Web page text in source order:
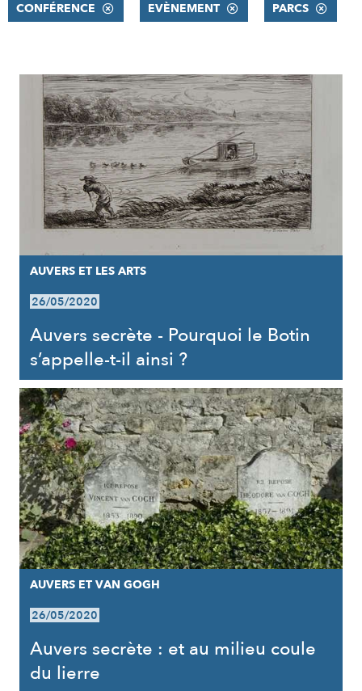
CONFÉRENCE EVÈNEMENT PARCS
RÉSULTATS
AUVERS ET LES ARTS
26/05/2020
Auvers secrète - Pourquoi le Botin
s’appelle-t-il ainsi ?
AUVERS ET VAN GOGH
26/05/2020
Auvers secrète : et au milieu coule
du lierre